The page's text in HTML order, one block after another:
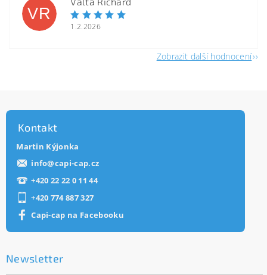
VR
1.2.2026
Zobrazit další hodnocení
Kontakt
Martin Kýjonka
info@capi-cap.cz
+420 22 22 0 11 44
+420 774 887 327
Capi-cap na Facebooku
Newsletter